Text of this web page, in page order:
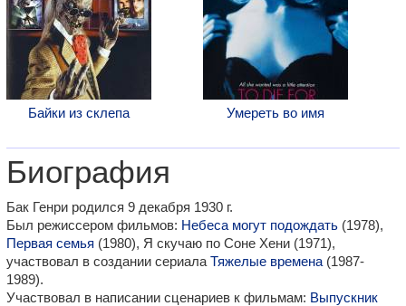
Байки из склепа Умереть во имя
Биография
Бак Генри родился 9 декабря 1930 г.
Был режиссером фильмов: Небеса могут подождать (1978),
Первая семья (1980), Я скучаю по Соне Хени (1971),
участвовал в создании сериала Тяжелые времена (1987-
1989).
Участвовал в написании сценариев к фильмам: Выпускник